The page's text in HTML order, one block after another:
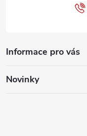
Informace pro vás
Novinky